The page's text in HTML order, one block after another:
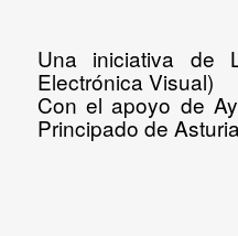
Una iniciativa de
Electrónica Visual)
Con el apoyo de
Principado de